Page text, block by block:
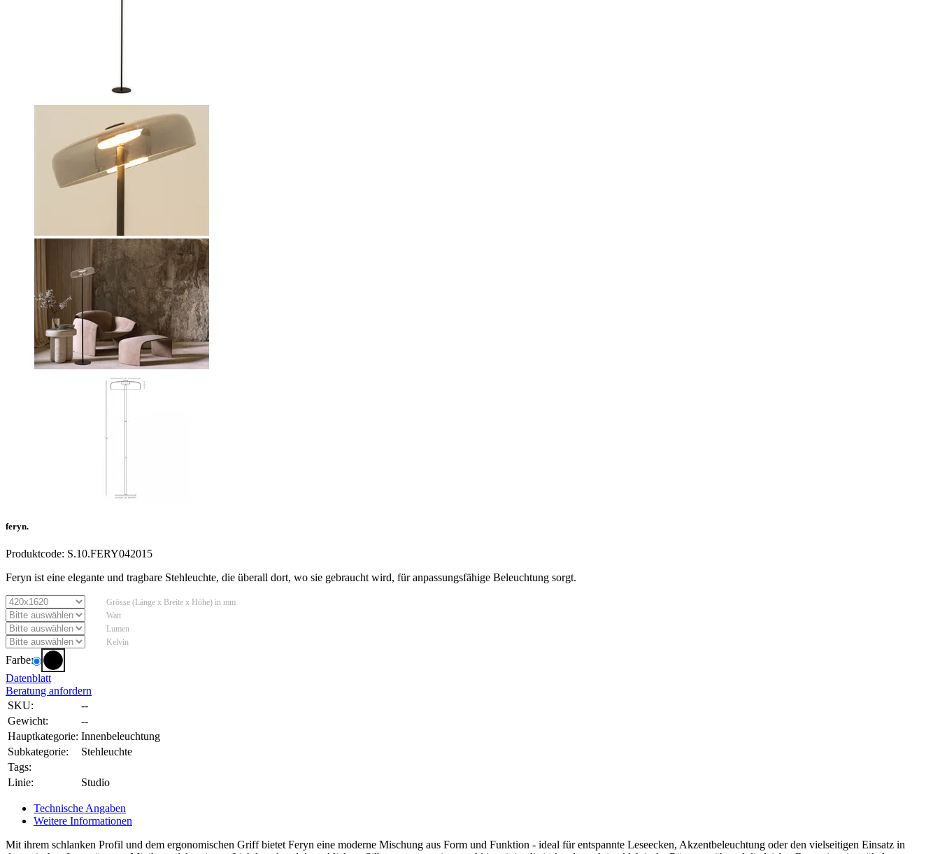
feryn.
Produktcode: S.10.FERY042015
Feryn ist eine elegante und tragbare Stehleuchte, die überall dort, wo sie gebraucht wird, für anpassungsfähige Beleuchtung sorgt.
Grösse (Länge x Breite x Höhe) in mm
Watt
Lumen
Kelvin
Farbe:
Datenblatt
Beratung anfordern
SKU:
--
Gewicht:
--
Hauptkategorie: Innenbeleuchtung
Subkategorie:
Stehleuchte
Tags:
Linie:
Studio
Technische Angaben
Weitere Informationen
Mit ihrem schlanken Profil und dem ergonomischen Griff bietet Feryn eine moderne Mischung aus Form und Funktion - ideal für entspannte Leseecken, Akzentbeleuchtung oder den vielseitigen Einsatz in